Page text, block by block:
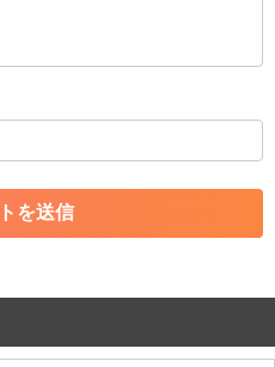
稿すること
絡む内容の投稿
容の投稿
断した投稿
さい。